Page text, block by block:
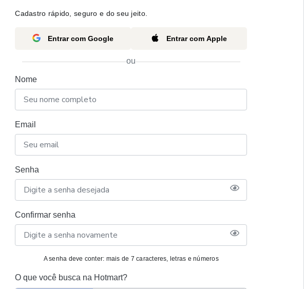
Cadastro rápido, seguro e do seu jeito.
Entrar com Google Entrar com Apple
ou
Nome
Email
Senha
Confirmar senha
A senha deve conter: mais de 7 caracteres, letras e números
O que você busca na Hotmart?